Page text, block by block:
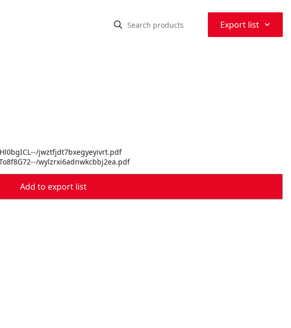
Export list ⌃
jwztfjdt7bxegyeyivrt.pdf
wylzrxi6adnwkcbbj2ea.pdf
Add to export list